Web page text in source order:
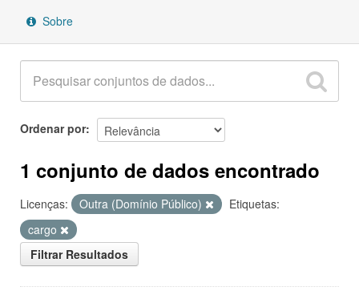
Sobre
Ordenar por
1 conjunto de dados encontrado
Licenças: Outra (Domínio Público)
Etiquetas:
cargo
Filtrar Resultados